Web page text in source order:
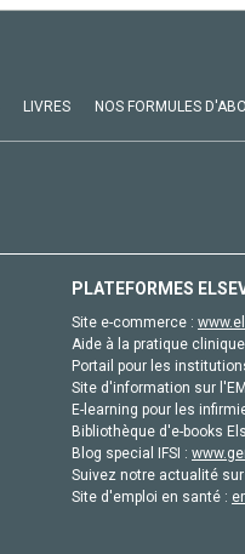
LIVRES NOS FORMULES
PLATEFORMES
Site e-commerce :
Aide à la pratique
Portail pour les
Site d'information sur
E-learning pour les
Bibliothèque d'e-books
Blog special IFSI :
Suivez notre actualité
Site d'emploi en santé :